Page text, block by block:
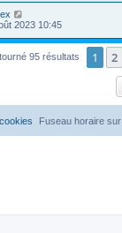
2023 10:45
95 résultats 1 2
Fuseau horaire sur